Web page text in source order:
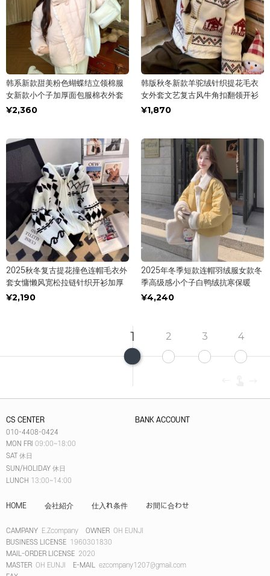
韩系新款甜美粉色蝴蝶结立领棉服
女新款小个子加厚面包服棉衣外套
¥2,360
韩版秋冬新款羊驼绒针织提花毛衣
女外套文艺复古风牛角扣翻领开衫
¥1,870
2025秋冬复古提花撞色连帽毛衣外
套女慵懒风宽松拉链针织开衫加厚
¥2,190
2025年冬季短款连帽羽绒服女款冬
季高级感小个子白鸭绒抗寒保暖
¥4,240
1 2 3 4
CS CENTER
010-4408-0424
MON FRI 09:00~18:00
SAT 休日
SUN/HOLIDAY 休日
LUNCH 13:00~14:00
BANK ACCOUNT
HOME 会社紹介 仕入れ条件 お間に合わせ
CAMPANY E.Zcompany OWNER OH EUNJI
BUSINESS LICENSE 1960301830
MAIL-ORDER LICENSE 2020
MASTER OH EUNJI E-MAIL ezcompany1207@gmail.com